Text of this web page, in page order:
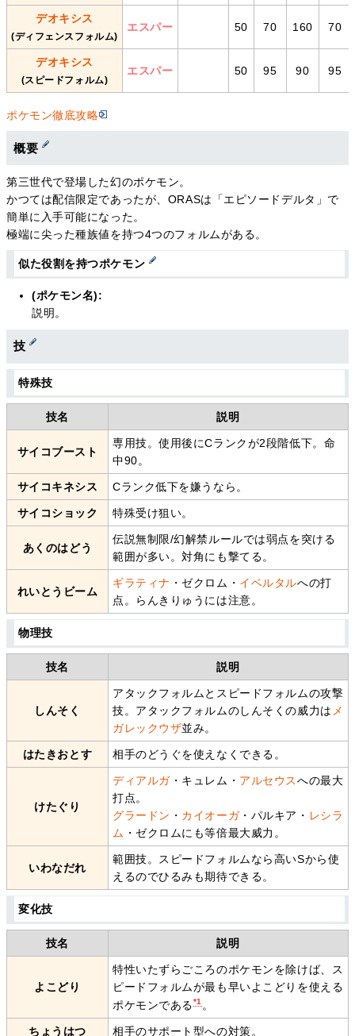
デオキシス
(ディフェンスフォルム)
エスパー 50 70 160 70
デオキシス
(スピードフォルム)
エスパー 50 95 90 95
ポケモン徹底攻略
概要
第三世代で登場した幻のポケモン。
かつては配信限定であったが、ORASは「エピソードデルタ」で
簡単に入手可能になった。
極端に尖った種族値を持つ4つのフォルムがある。
似た役割を持つポケモン
(ポケモン名):
説明。
技
特殊技
技名 説明
サイコブースト
専用技。使用後にCランクが2段階低下。命
中90。
サイコキネシス Cランク低下を嫌うなら。
サイコショック 特殊受け狙い。
あくのはどう
伝説無制限/幻解禁ルールでは弱点を突ける
範囲が多い。対角にも撃てる。
れいとうビーム
ギラティナ ・ゼクロム・ イベルタルへの打
点。らんきりゅうには注意。
物理技
技名 説明
しんそく
アタックフォルムとスピードフォルムの攻撃
技。アタックフォルムのしんそくの威力は メ
ガレックウザ並み。
はたきおとす 相手のどうぐを使えなくできる。
けたぐり
ディアルガ・キュレム・ アルセウスへの最大
打点。
グラードン ・ カイオーガ・パルキア・ レシラ
ム ・ゼクロムにも等倍最大威力。
いわなだれ
範囲技。スピードフォルムなら高いSから使
えるのでひるみも期待できる。
変化技
技名 説明
よこどり
特性いたずらごころのポケモンを除けば、ス
ピードフォルムが最も早いよこどりを使える
ポケモンである*1 。
ちょうはつ 相手のサポート型への対策。